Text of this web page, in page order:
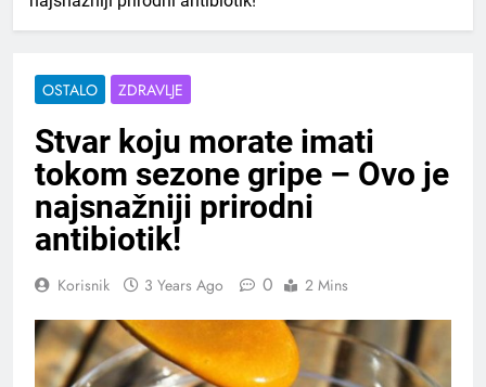
OSTALO ZDRAVLJE
Stvar koju morate imati
tokom sezone gripe – Ovo je
najsnažniji prirodni
antibiotik!
Korisnik 3 Years Ago 0 2 Mins